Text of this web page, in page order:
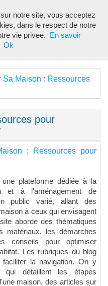
Sa Maison : Ressources
pour
: Ressources pour
plateforme dédiée à la
et à l'aménagement de
public varié, allant des
à ceux qui envisagent
aborde des thématiques
matériaux, les démarches
conseils pour optimiser
Les rubriques du blog
la navigation. On y
qui détaillent les étapes
maison, des articles sur
notre site, vous acceptez
dans le respect de notre
vie privee.
En savoir
Ok